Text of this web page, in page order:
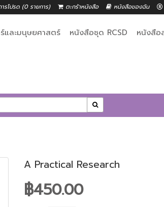
ารโปรด (0 รายการ) ตะกร้าหนังสือ หนังสือของฉัน
และมนุษยศาสตร์ หนังสือชุด RCSD หนังสือ
A Practical Research
฿450.00